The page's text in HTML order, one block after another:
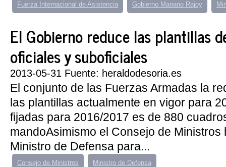
Fuerza Internacional de Asistencia Gobierno Mariano Rajoy
El Gobierno reduce las plantillas
oficiales y suboficiales
2013-05-31 Fuente: heraldodesoria.es
El conjunto de las Fuerzas Armadas la
las plantillas actualmente en vigor para
fijadas para 2016/2017 es de 880
mandoAsimismo el Consejo de Ministros
Ministro de Defensa para...
Consejo de Ministros Ministro de Defensa